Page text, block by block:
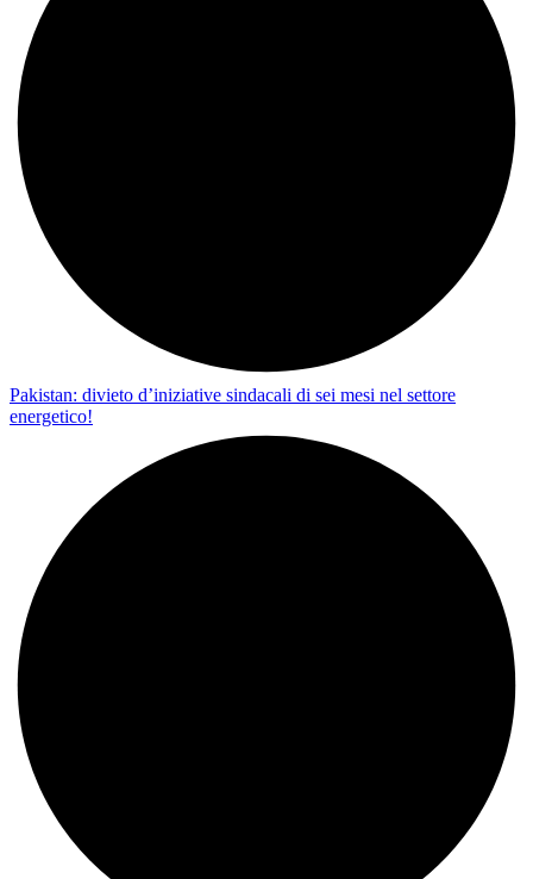
Pakistan: divieto d’iniziative sindacali di sei mesi nel settore
energetico!